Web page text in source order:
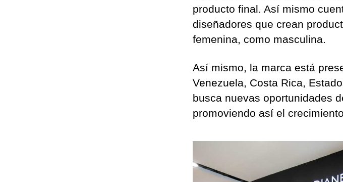
producto final. Así mismo
diseñadores que crean
femenina, como masculina.
Así mismo, la marca está
Venezuela, Costa Rica,
busca nuevas oportunidades
promoviendo así el